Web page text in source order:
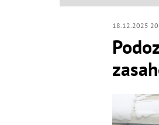
18.12.2025